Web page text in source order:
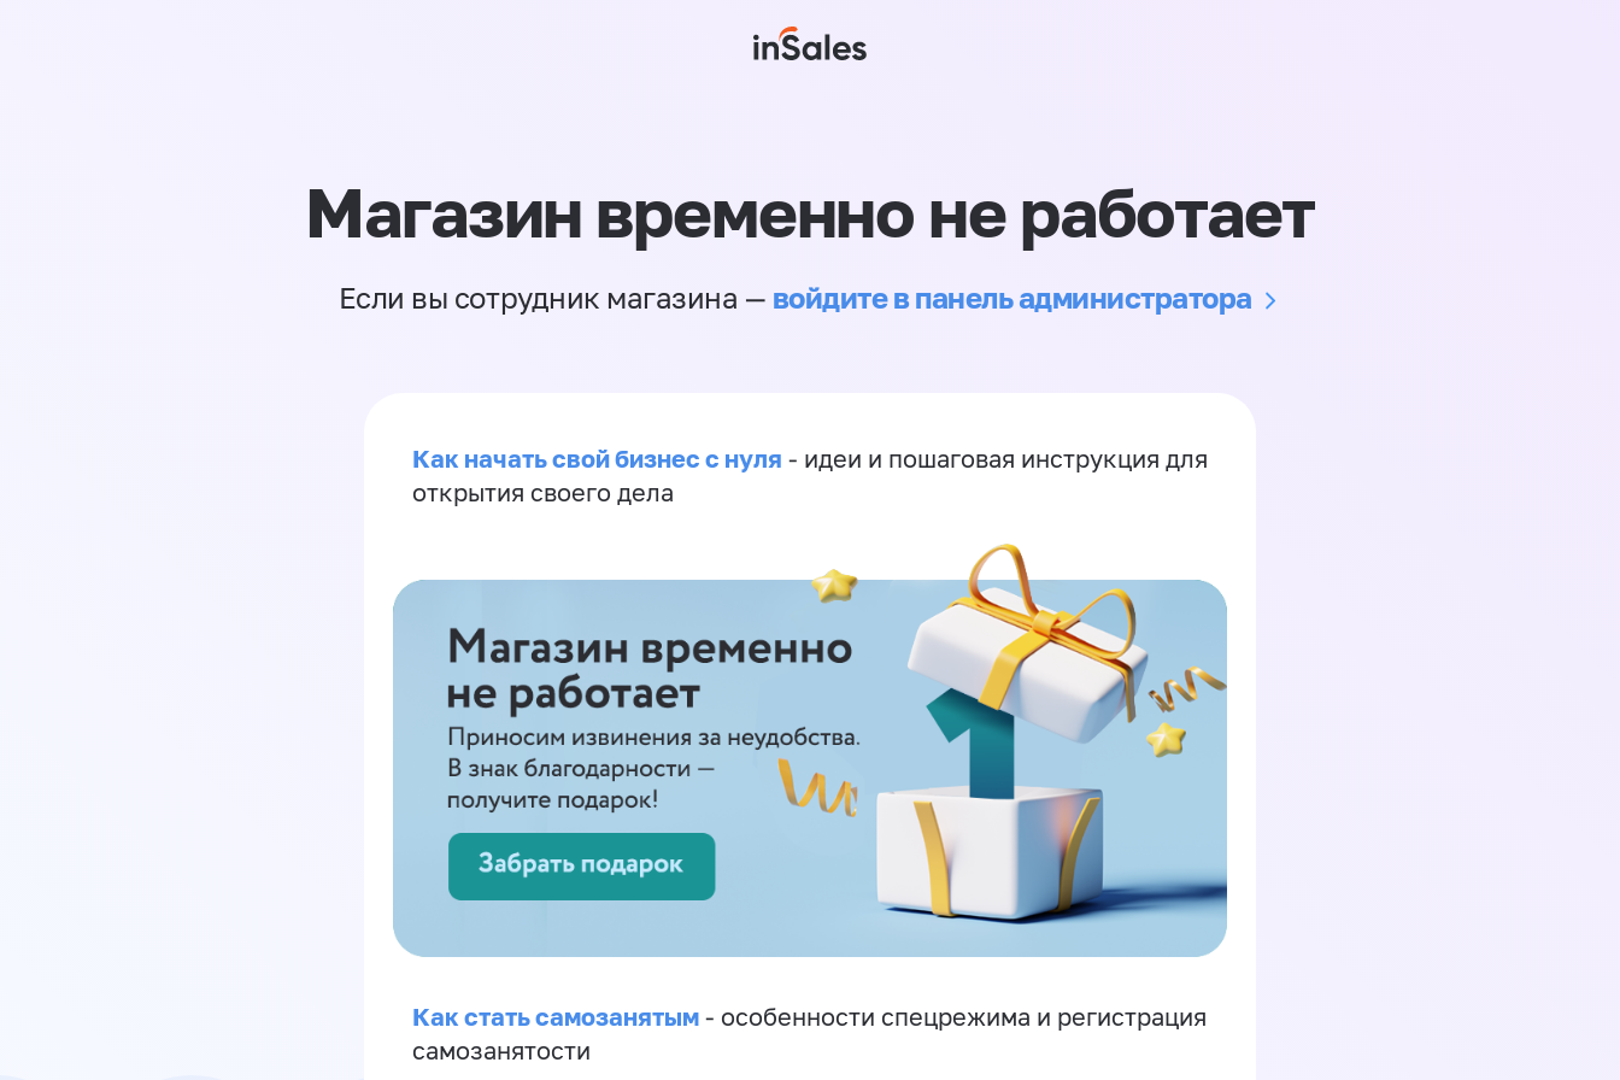
Магазин временно не работает
Если вы сотрудник магазина — войдите в панель администратора
Как начать свой бизнес с нуля - идеи и пошаговая инструкция для
открытия своего дела
Как стать самозанятым - особенности спецрежима и регистрация
самозанятости